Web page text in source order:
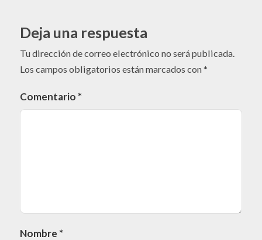
Deja una respuesta
Tu dirección de correo electrónico no será publicada.
Los campos obligatorios están marcados con*
Comentario *
Nombre *